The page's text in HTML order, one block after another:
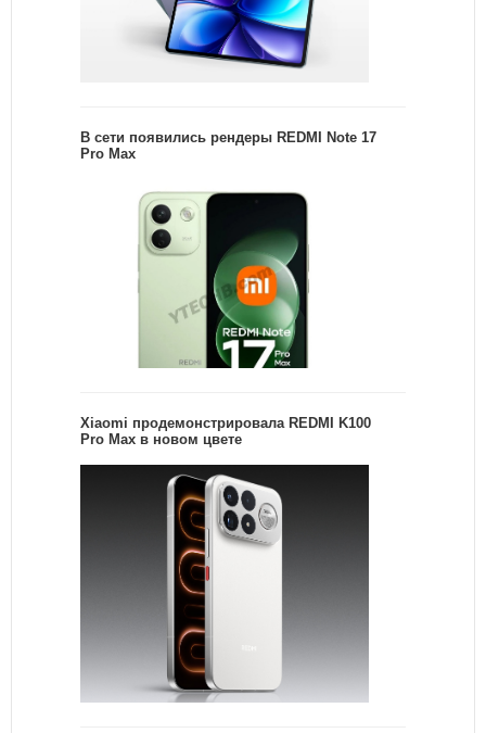
В сети появились рендеры REDMI Note 17
Pro Max
Xiaomi продемонстрировала REDMI K100
Pro Max в новом цвете